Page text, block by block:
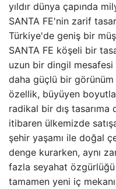
yıldır dünya çapında
SANTA FE'nin zarif
Türkiye'de geniş bir
SANTA FE köşeli bir
uzun bir dingil mesafesi
daha güçlü bir görünüm
özellik, büyüyen
radikal bir dış tasarıma
itibaren ülkemizde
şehir yaşamı ile doğal
denge kurarken, aynı
fazla seyahat
tamamen yeni iç